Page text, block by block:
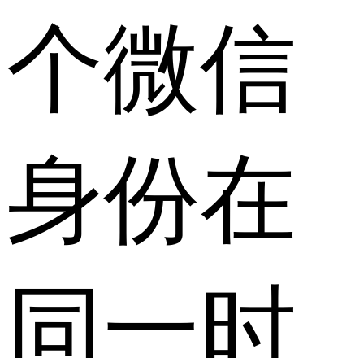
个微信
身份在
同一时